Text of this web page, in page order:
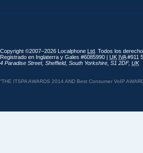
Copyright ©2007–2026 Localphone Ltd . Todos los
Registrado en Inglaterra y Gales #6085990 | UK IVA#911
4 Paradise Street, Sheffield, South Yorkshire S1 2DF, UK
“THE ITSPA AWARDS 2014 AND Best Consumer VoIP